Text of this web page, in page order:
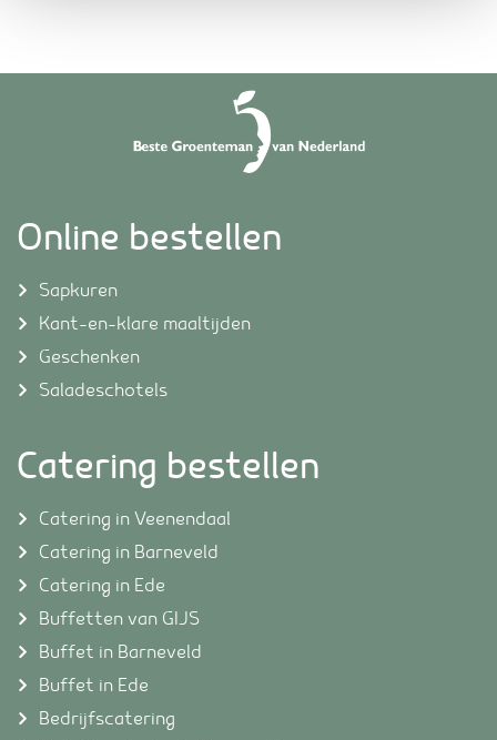
Online bestellen
Sapkuren
Kant-en-klare maaltijden
Geschenken
Saladeschotels
Catering bestellen
Catering in Veenendaal
Catering in Barneveld
Catering in Ede
Buffetten van GIJS
Buffet in Barneveld
Buffet in Ede
Bedrijfscatering